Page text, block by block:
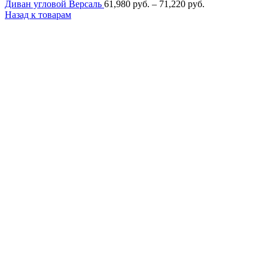
Диван угловой Версаль 61,980 руб. – 71,220 руб.
Назад к товарам